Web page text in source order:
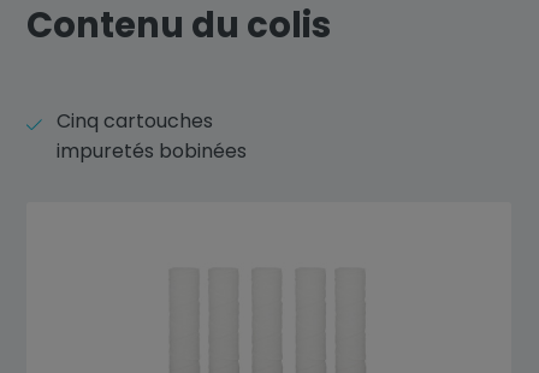
Contenu du colis
Cinq cartouches
impuretés bobinées